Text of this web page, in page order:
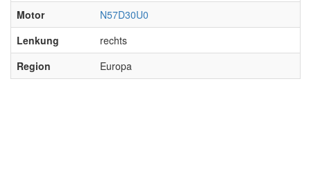
Motor
N57D30U0
Lenkung
rechts
Region
Europa